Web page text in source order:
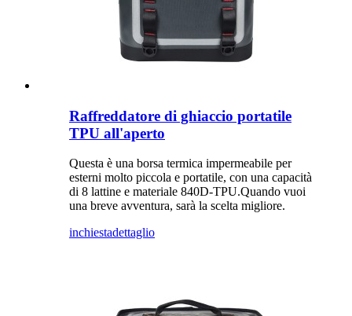
Raffreddatore di ghiaccio portatile
TPU all'aperto
Questa è una borsa termica impermeabile per
esterni molto piccola e portatile, con una capacità
di 8 lattine e materiale 840D-TPU.Quando vuoi
una breve avventura, sarà la scelta migliore.
inchiestadettaglio